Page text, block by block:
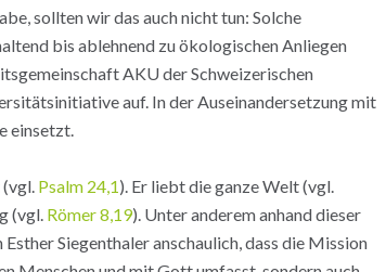
sollten wir das auch nicht tun: Solche
bis ablehnend zu ökologischen Anliegen
AKU der Schweizerischen
auf. In der Auseinandersetzung mit
einsetzt.
(vgl. Psalm 24,1). Er liebt die ganze Welt (vgl.
(vgl. Römer 8,19). Unter anderem anhand dieser
Siegenthaler anschaulich, dass die Mission